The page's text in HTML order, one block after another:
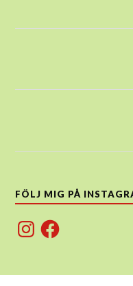
FÖLJ MIG PÅ
InstagramFacebook